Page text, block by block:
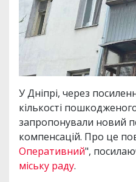
У Дніпрі, через
кількості
запропонували новий
компенсацій. Про це
Оперативний",
міську раду.